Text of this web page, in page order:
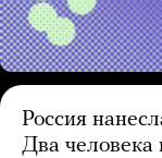
Россия
Два человека